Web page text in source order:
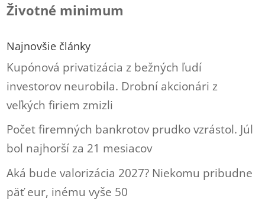
Životné minimum
Najnovšie články
Kupónová privatizácia z bežných ľudí
investorov neurobila. Drobní akcionári z
veľkých firiem zmizli
Počet firemných bankrotov prudko vzrástol. Júl
bol najhorší za 21 mesiacov
Aká bude valorizácia 2027? Niekomu pribudne
päť eur, inému vyše 50